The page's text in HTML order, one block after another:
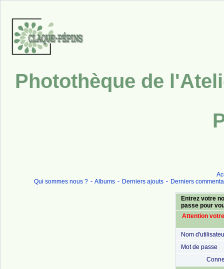
Photothèque de
Qui sommes nous ?
Albums Derniers ajouts Derniers
Entrez votre
passe pour
Attention
Nom
Mot de passe